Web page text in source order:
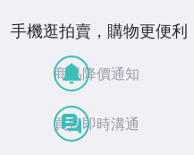
手機逛拍賣，購物更便利
商品降價通知
買賣即時溝通